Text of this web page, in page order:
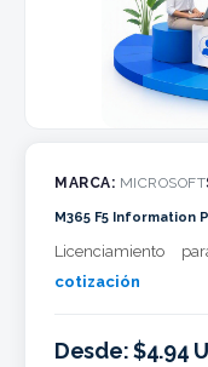
MARCA: MICROSOFT
M365 F5 Information
Licenciamiento
cotización
Desde: $4.94